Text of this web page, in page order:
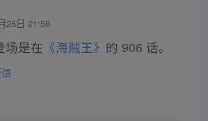
25日 21:58
场是在 《海贼王》 的 906 话。